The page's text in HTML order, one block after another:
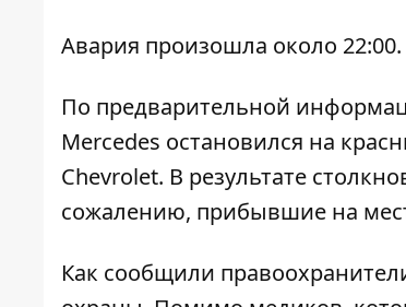
Авария произошла около
По предварительной
Mercedes остановился на
Chevrolet. В результате
сожалению, прибывшие на
Как сообщили